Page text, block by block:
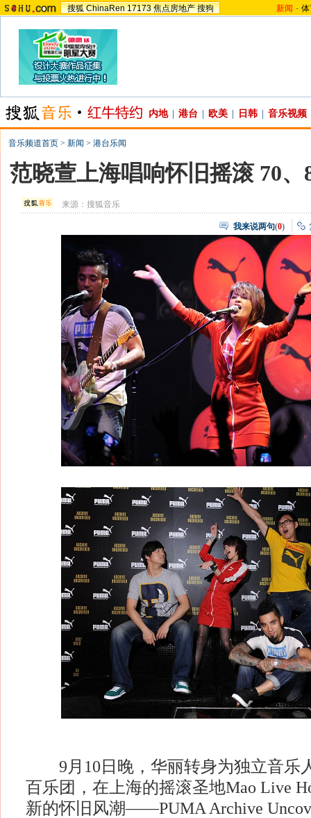
搜狐 ChinaRen 17173 焦点房地产 搜狗 新闻 -
内地 港台 欧美 日韩 音乐视频
音乐频道首页 > 新闻 > 港台乐闻
范晓萱上海唱响怀旧摇滚 70
来源：搜狐音乐
我来说两句(0)
9月10日晚，华丽转身为独立音乐
百乐团，在上海的摇滚圣地Mao Live
新的怀旧风潮——PUMA Archive